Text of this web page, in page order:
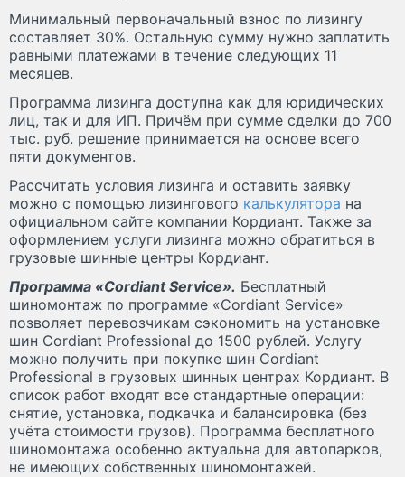
Минимальный первоначальный взнос по лизингу
составляет 30%. Остальную сумму нужно заплатить
равными платежами в течение следующих 11
месяцев.
Программа лизинга доступна как для юридических
лиц, так и для ИП. Причём при сумме сделки до 700
тыс. руб. решение принимается на основе всего
пяти документов.
Рассчитать условия лизинга и оставить заявку
можно с помощью лизингового калькулятора на
официальном сайте компании Кордиант. Также за
оформлением услуги лизинга можно обратиться в
грузовые шинные центры Кордиант.
Программа «Cordiant Service». Бесплатный
шиномонтаж по программе «Cordiant Service»
позволяет перевозчикам сэкономить на установке
шин Cordiant Professional до 1500 рублей. Услугу
можно получить при покупке шин Cordiant
Professional в грузовых шинных центрах Кордиант. В
список работ входят все стандартные операции:
снятие, установка, подкачка и балансировка (без
учёта стоимости грузов). Программа бесплатного
шиномонтажа особенно актуальна для автопарков,
не имеющих собственных шиномонтажей.